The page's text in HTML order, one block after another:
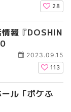
28
報『DOSHIN
2023.09.15
113
ル「ポケふ